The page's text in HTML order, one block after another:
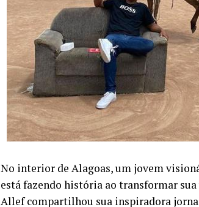
No interior de Alagoas, um jovem
está fazendo história ao transformar
Allef compartilhou sua inspiradora